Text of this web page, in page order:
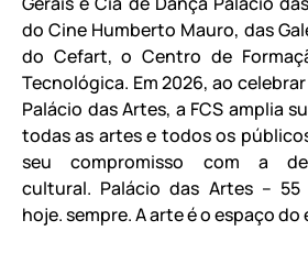
do Cine Humberto Mauro, das
do Cefart, o Centro de
Tecnológica. Em 2026, ao
Palácio das Artes, a FCS amplia
todas as artes e todos os
seu compromisso com a
cultural. Palácio das Artes – 55
hoje. sempre. A arte é o espaço